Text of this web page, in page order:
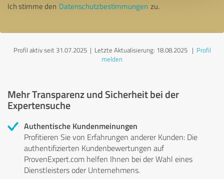
Ich stimme den Datenschutzbestimmungen zu.
Profil aktiv seit 31.07.2025 | Letzte Aktualisierung: 18.08.2025| Profil
melden
Mehr Transparenz und Sicherheit bei der
Expertensuche
Authentische Kundenmeinungen
Profitieren Sie von Erfahrungen anderer Kunden: Die
authentifizierten Kundenbewertungen auf
ProvenExpert.com helfen Ihnen bei der Wahl eines
Dienstleisters oder Unternehmens.